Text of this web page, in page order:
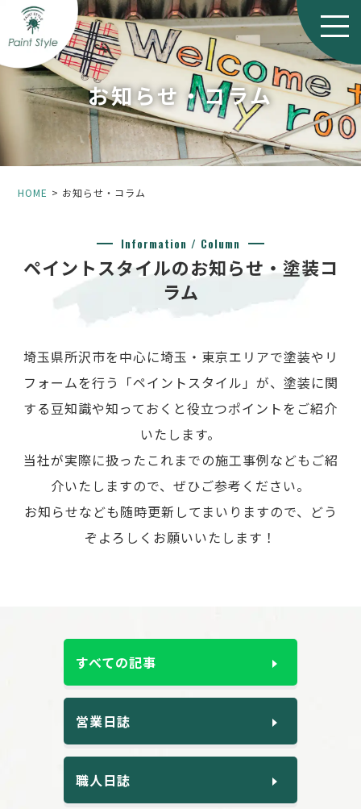
お知らせ・コラム
HOME お知らせ・コラム
Information / Column
ペイントスタイルのお知らせ・塗装コ
ラム
埼玉県所沢市を中心に埼玉・東京エリアで塗装やリ
フォームを行う「ペイントスタイル」が、 塗装に関
する豆知識や知っておくと役立つポイントをご紹介
いたします。
当社が実際に扱ったこれまでの施工事例などもご紹
介いたしますので、ぜひご参考ください。
お知らせなども随時更新してまいりますので、どう
ぞよろしくお願いいたします！
すべての記事
営業日誌
職人日誌